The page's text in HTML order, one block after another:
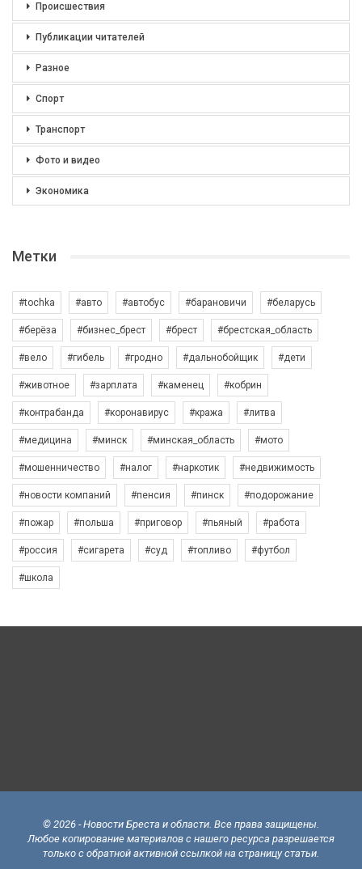
Происшествия
Публикации читателей
Разное
Спорт
Транспорт
Фото и видео
Экономика
Метки
#tochka #авто #автобус #барановичи #беларусь
#берёза #бизнес_брест #брест #брестская_область
#вело #гибель #гродно #дальнобойщик #дети
#животное #зарплата #каменец #кобрин
#контрабанда #коронавирус #кража #литва
#медицина #минск #минская_область #мото
#мошенничество #налог #наркотик #недвижимость
#новости компаний #пенсия #пинск #подорожание
#пожар #польша #приговор #пьяный #работа
#россия #сигарета #суд #топливо #футбол
#школа
© 2026 - Новости Бреста и области. Все права защищены.
Любое копирование материалов с нашего ресурса разрешается
только с обратной активной ссылкой на страницу статьи.